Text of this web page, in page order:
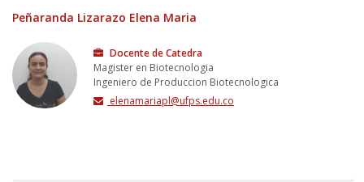
Peñaranda Lizarazo Elena Maria
Docente de Catedra
Magister en Biotecnologia
Ingeniero de Produccion Biotecnologica
elenamariapl@ufps.edu.co